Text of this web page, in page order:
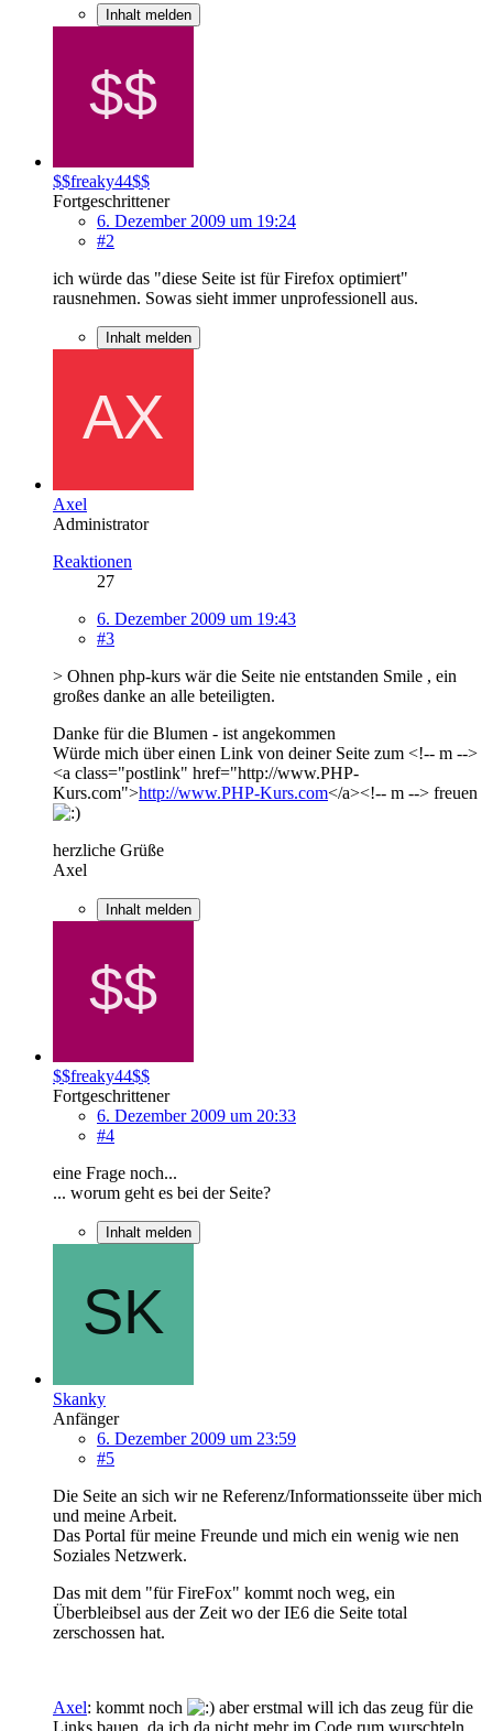
Inhalt melden
$$freaky44$$
Fortgeschrittener
6. Dezember 2009 um 19:24
#2
ich würde das "diese Seite ist für Firefox optimiert"
rausnehmen. Sowas sieht immer unprofessionell aus.
Inhalt melden
Axel
Administrator
Reaktionen
27
6. Dezember 2009 um 19:43
#3
> Ohnen php-kurs wär die Seite nie entstanden Smile , ein
großes danke an alle beteiligten.
Danke für die Blumen - ist angekommen
Würde mich über einen Link von deiner Seite zum <!-- m -->
<a class="postlink" href="http://www.PHP-
Kurs.com">http://www.PHP-Kurs.com</a><!-- m --> freuen
herzliche Grüße
Axel
Inhalt melden
$$freaky44$$
Fortgeschrittener
6. Dezember 2009 um 20:33
#4
eine Frage noch...
... worum geht es bei der Seite?
Inhalt melden
Skanky
Anfänger
6. Dezember 2009 um 23:59
#5
Die Seite an sich wir ne Referenz/Informationsseite über mich
und meine Arbeit.
Das Portal für meine Freunde und mich ein wenig wie nen
Soziales Netzwerk.
Das mit dem "für FireFox" kommt noch weg, ein
Überbleibsel aus der Zeit wo der IE6 die Seite total
zerschossen hat.
Axel: kommt noch
aber erstmal will ich das zeug für die
Links bauen, da ich da nicht mehr im Code rum wurschteln